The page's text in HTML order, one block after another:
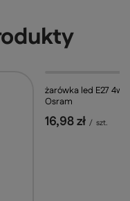
żarówka led E27 4w
Osram
16,98 zł / szt.